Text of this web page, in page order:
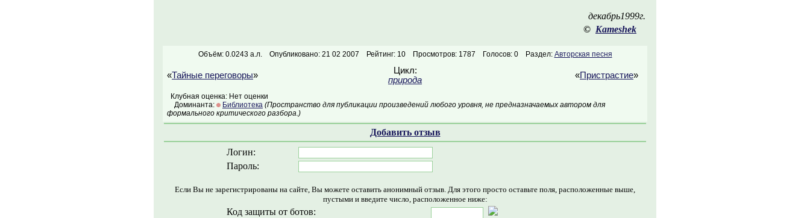
декабрь1999г.
© Kameshek
Объём: 0.0243 а.л. Опубликовано: 21 02 2007 Рейтинг: 10 Просмотров: 1787 Голосов: 0 Раздел: Авторская песня
«Тайные переговоры»
Цикл:
природа
«Пристрастие»
Клубная оценка: Нет оценки
Доминанта:
Библиотека (Пространство для публикации произведений любого уровня, не предназначаемых автором для
формального критического разбора.)
Добавить отзыв
Логин:
Пароль:
Если Вы не зарегистрированы на сайте, Вы можете оставить анонимный отзыв. Для этого просто оставьте поля, расположенные выше,
пустыми и введите число, расположенное ниже:
Код защиты от ботов: